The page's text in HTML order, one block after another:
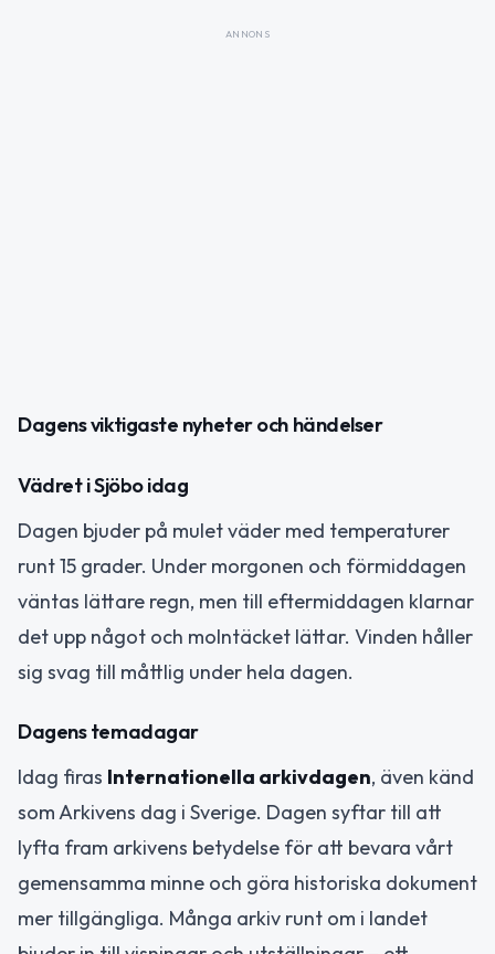
ANNONS
Dagens viktigaste nyheter och händelser
Vädret i Sjöbo idag
Dagen bjuder på mulet väder med temperaturer
runt 15 grader. Under morgonen och förmiddagen
väntas lättare regn, men till eftermiddagen klarnar
det upp något och molntäcket lättar. Vinden håller
sig svag till måttlig under hela dagen.
Dagens temadagar
Idag firas Internationella arkivdagen, även känd
som Arkivens dag i Sverige. Dagen syftar till att
lyfta fram arkivens betydelse för att bevara vårt
gemensamma minne och göra historiska dokument
mer tillgängliga. Många arkiv runt om i landet